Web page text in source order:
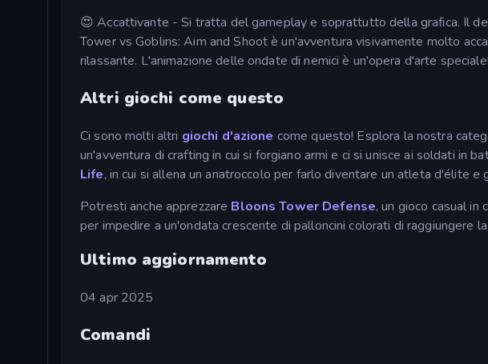
😍 Accattivante - Si tratta del gameplay e soprattutto della grafica. Il
Tower vs Goblins: Aim and Shoot è un'avventura visivamente molto
rilassante. L'animazione delle ondate di nemici è un'opera d'arte speciale!
Altri giochi come questo
Ci sono molti altri giochi d'azione come questo! Esplora la nostra
un'avventura di crafting in cui si forgiano armi e ci si unisce ai soldati in
Life, in cui si allena un anatroccolo per farlo diventare un atleta d'élite e
Potresti anche apprezzare Bloons Tower Defense, un gioco casual
per impedire a un'ondata crescente di palloncini colorati di raggiungere
Ultimo aggiornamento
04 apr 2025
Comandi